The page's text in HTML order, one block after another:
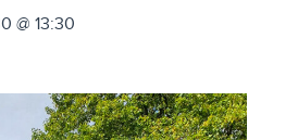
@ 13:30